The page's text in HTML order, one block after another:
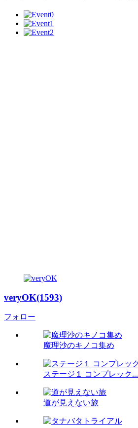
veryOK(1593)
フォロー
魔理沙のキノコ集め
ステージ１ コンプレック...
道が見えない旅